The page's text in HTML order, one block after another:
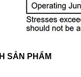
SẢN PHẨM